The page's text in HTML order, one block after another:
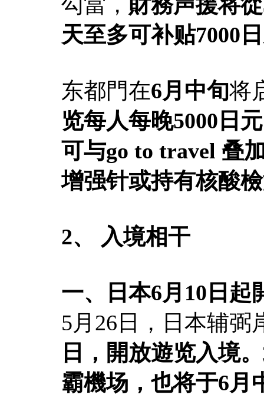
天至多可补贴7000
东都門在6月中旬将
览每人每晚5000日
可与go to travel 叠
增强针或持有核酸
2、 入境相干
一、日本6月10日起
5月26日，日本辅弼
日，開放遊览入境
霸機场，也将于6月